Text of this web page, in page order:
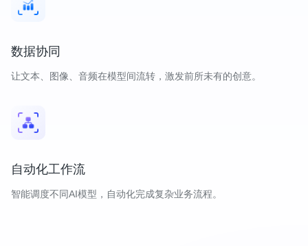
数据协同
让文本、图像、音频在模型间流转，激发前所未有的创意。
自动化工作流
智能调度不同AI模型，自动化完成复杂业务流程。